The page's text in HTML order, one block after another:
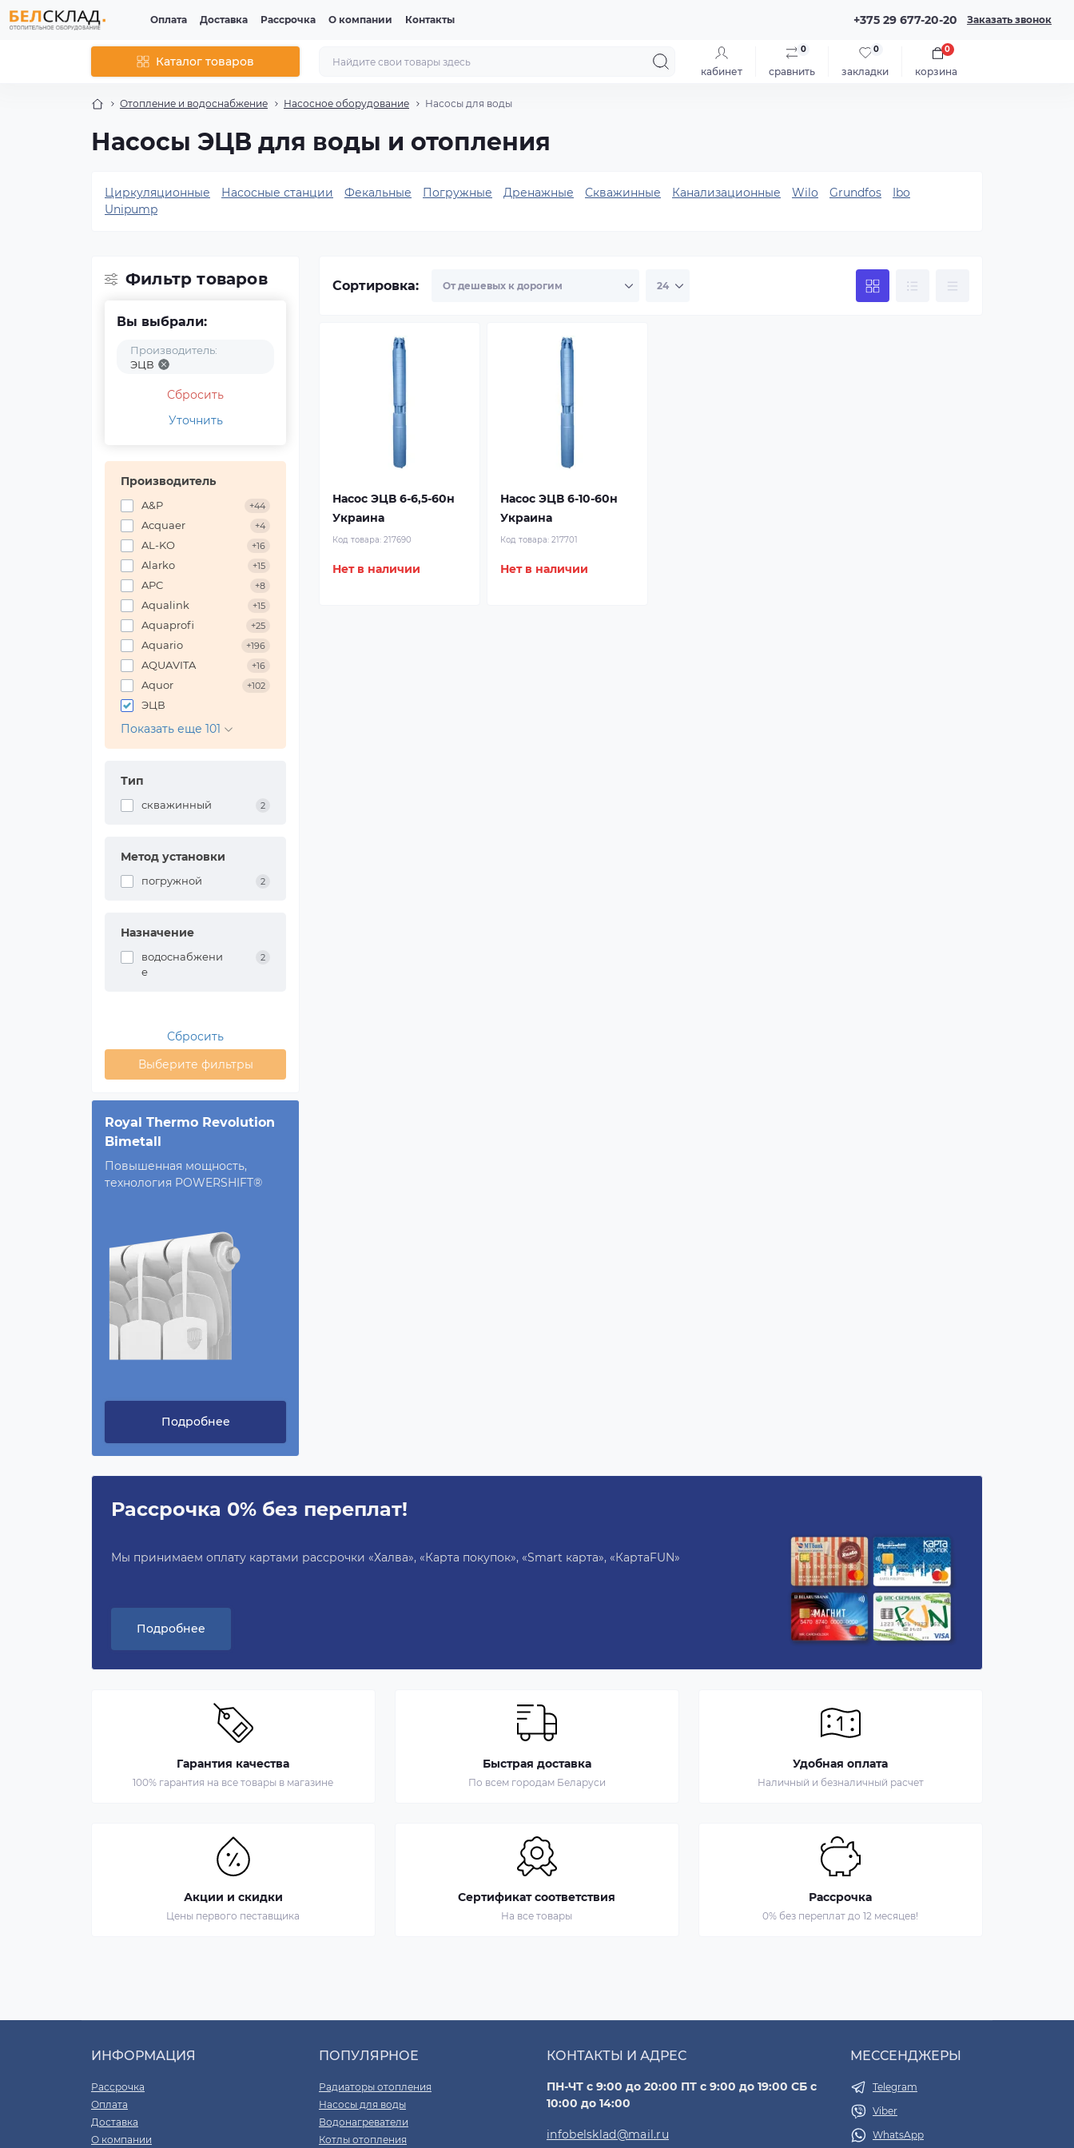
Оплата Доставка Рассрочка О компании Контакты +375 29 677-20-20 Заказать звонок
Каталог товаров
кабинет сравнить
0
закладки
0
корзина
0
Отопление и водоснабжение Насосное оборудование Насосы для воды
Насосы ЭЦВ для воды и отопления
Циркуляционные Насосные станции Фекальные Погружные Дренажные Скважинные Канализационные Wilo Grundfos
Ibo
Unipump
Фильтр товаров
Вы выбрали:
Производитель:
ЭЦВ
Сбросить
Уточнить
Производитель
A&P +44
Acquaer +4
AL-KO +16
Alarko +15
APC +8
Aqualink +15
Aquaprofi +25
Aquario +196
AQUAVITA +16
Aquor +102
ЭЦВ
Показать еще 101
Тип
скважинный 2
Метод установки
погружной 2
Назначение
водоснабжени
е
2
Сбросить
Выберите фильтры
Royal Thermo Revolution
Bimetall
Повышенная мощность,
технология POWERSHIFT®
Подробнее
Сортировка:
Насоc ЭЦВ 6-6,5-60н
Украина
Код товара: 217690
Нет в наличии
Насос ЭЦВ 6-10-60н
Украина
Код товара: 217701
Нет в наличии
Рассрочка 0% без переплат!
Мы принимаем оплату картами рассрочки «Халва», «Карта покупок», «Smart карта», «КартаFUN»
Подробнее
Гарантия качества
100% гарантия на все товары в магазине
Быстрая доставка
По всем городам Беларуси
Удобная оплата
Наличный и безналичный расчет
Акции и скидки
Цены первого пеставщика
Сертификат соответствия
На все товары
Рассрочка
0% без переплат до 12 месяцев!
ИНФОРМАЦИЯ
Рассрочка
Оплата
Доставка
О компании
ПОПУЛЯРНОЕ
Радиаторы отопления
Насосы для воды
Водонагреватели
Котлы отопления
КОНТАКТЫ И АДРЕС
ПН-ЧТ с 9:00 до 20:00 ПТ с 9:00 до 19:00 СБ с
10:00 до 14:00
infobelsklad@mail.ru
МЕССЕНДЖЕРЫ
Telegram
Viber
WhatsApp